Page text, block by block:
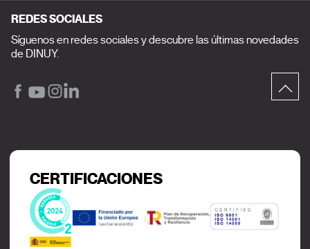
REDES SOCIALES
Síguenos en redes sociales y descubre las últimas novedades
de DINUY.
CERTIFICACIONES